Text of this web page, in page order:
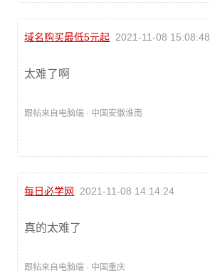
域名购买最低5元起 2021-11-08 15:08:48
太难了啊
跟帖来自电脑端 · 中国安徽淮南
每日必学网 2021-11-08 14:14:24
真的太难了
跟帖来自电脑端 · 中国重庆